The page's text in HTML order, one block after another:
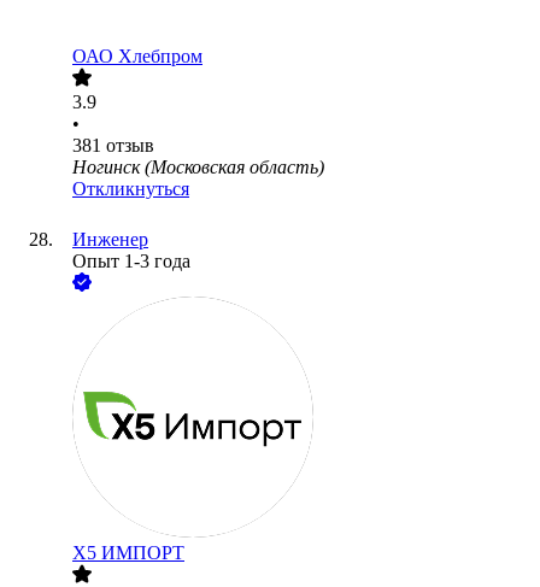
ОАО Хлебпром
3.9
•
381 отзыв
Ногинск (Московская область)
Откликнуться
Инженер
Опыт 1-3 года
Х5 ИМПОРТ